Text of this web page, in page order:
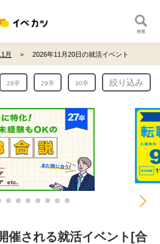
検索
28卒 29卒 30卒 絞り込み
月 2026年11月20日の就活イベント
催される就活イベント[合